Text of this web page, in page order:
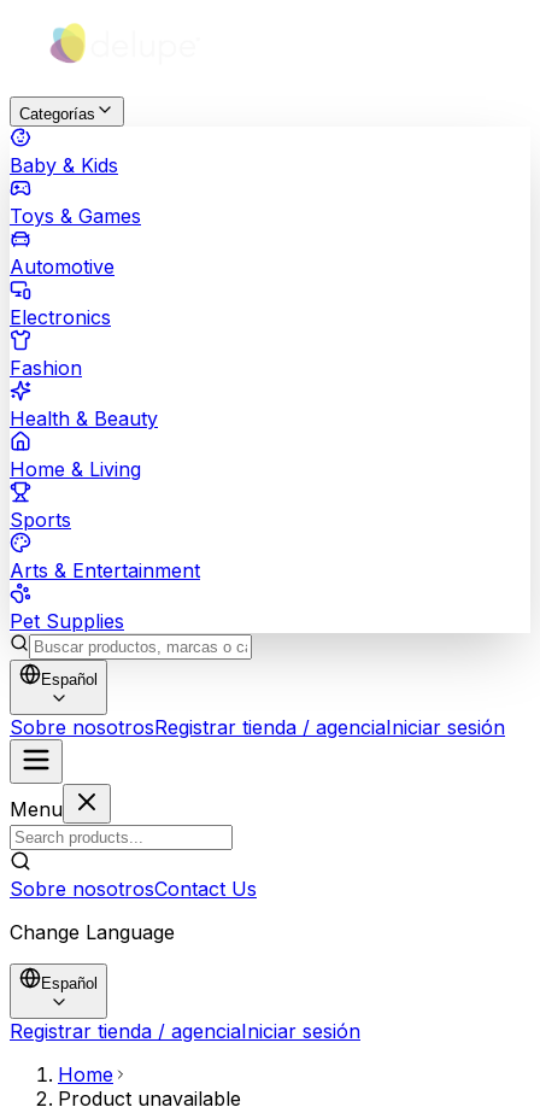
Categorías
Baby & Kids
Toys & Games
Automotive
Electronics
Fashion
Health & Beauty
Home & Living
Sports
Arts & Entertainment
Pet Supplies
Español
Sobre nosotrosRegistrar tienda / agenciaIniciar sesión
Menu
Sobre nosotrosContact Us
Change Language
Español
Registrar tienda / agenciaIniciar sesión
Home
Product unavailable